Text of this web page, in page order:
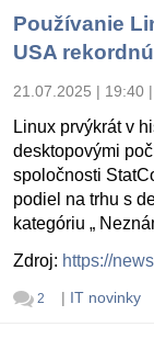
Používanie
USA
21.07.2025 | 19:40 |
Linux prvýkrát v
desktopovými
spoločnosti
podiel na trhu s
kategóriu „
Zdroj: https://
2 | IT novinky